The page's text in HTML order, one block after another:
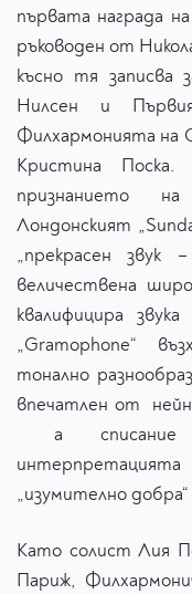
първата награда
ръководен от
късно тя записва
Нилсен и
Филхармонията на
Кристина
признанието
Лондонският
„прекрасен
величествена
квалифицира
„Gramophone“
тонално
впечатлен от
а списание
„изумително добра“
Като солист Лия
Париж,